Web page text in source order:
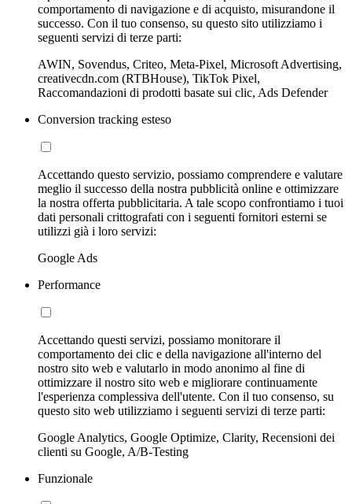
comportamento di navigazione e di acquisto, misurandone il
successo. Con il tuo consenso, su questo sito utilizziamo i
seguenti servizi di terze parti:
AWIN, Sovendus, Criteo, Meta-Pixel, Microsoft Advertising,
creativecdn.com (RTBHouse), TikTok Pixel,
Raccomandazioni di prodotti basate sui clic, Ads Defender
Conversion tracking esteso
Accettando questo servizio, possiamo comprendere e valutare
meglio il successo della nostra pubblicità online e ottimizzare
la nostra offerta pubblicitaria. A tale scopo confrontiamo i tuoi
dati personali crittografati con i seguenti fornitori esterni se
utilizzi già i loro servizi:
Google Ads
Performance
Accettando questi servizi, possiamo monitorare il
comportamento dei clic e della navigazione all'interno del
nostro sito web e valutarlo in modo anonimo al fine di
ottimizzare il nostro sito web e migliorare continuamente
l'esperienza complessiva dell'utente. Con il tuo consenso, su
questo sito web utilizziamo i seguenti servizi di terze parti:
Google Analytics, Google Optimize, Clarity, Recensioni dei
clienti su Google, A/B-Testing
Funzionale